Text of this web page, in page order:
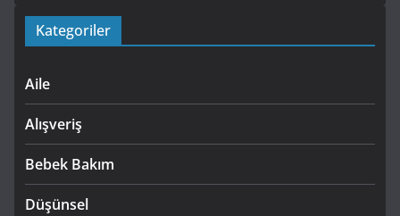
Kategoriler
Aile
Alışveriş
Bebek Bakım
Düşünsel